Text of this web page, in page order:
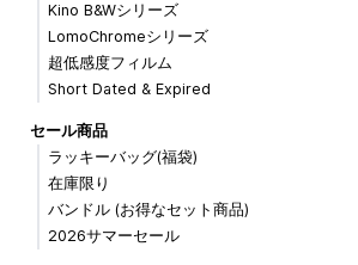
Kino B&Wシリーズ
LomoChromeシリーズ
超低感度フィルム
Short Dated & Expired
セール商品
ラッキーバッグ(福袋)
在庫限り
バンドル (お得なセット商品)
2026サマーセール